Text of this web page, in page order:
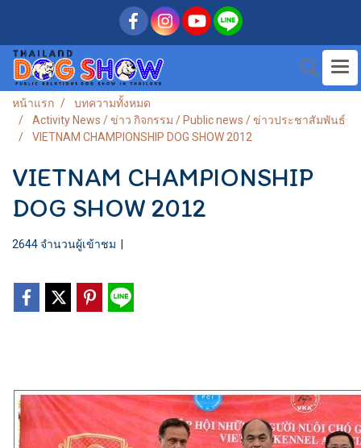
หน้าแรก
บทความทั้งหมด
Activity News / ข่าว กิจกรรม / Public news / ข่าวประชาสัมพันธ์
VIETNAM CHAMPIONSHIP DOG SHOW 2012
VIETNAM CHAMPIONSHIP
DOG SHOW 2012
2644 จำนวนผู้เข้าชม